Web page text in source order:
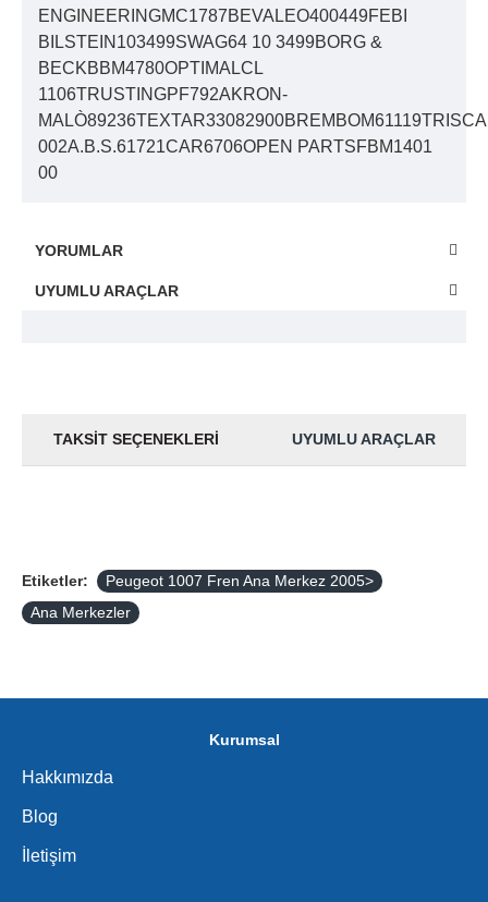
ENGINEERINGMC1787BEVALEO400449FEBI
BILSTEIN103499SWAG64 10 3499BORG &
BECKBBM4780OPTIMALCL
1106TRUSTINGPF792AKRON-
002A.B.S.61721CAR6706OPEN PARTSFBM1401
00
YORUMLAR
UYUMLU ARAÇLAR
TAKSIT SEÇENEKLERI UYUMLU ARAÇLAR
Etiketler:
Peugeot 1007 Fren Ana Merkez 2005>
Ana Merkezler
Kurumsal
Hakkımızda
Blog
İletişim